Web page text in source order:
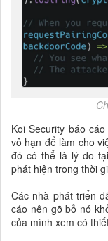
Koi Security báo
vô hạn để làm cho
đó có thể là lý do
phát hiện trong thời
Các nhà phát triển
cáo nên gỡ bỏ nó
của mình xem có